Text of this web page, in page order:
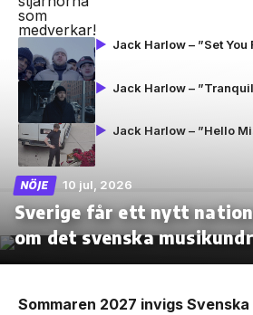
Jack Harlow – ”Set You
Jack Harlow –
Jack Harlow – ”Hello
NÖJE 10 jul, 2026
Sverige får ett nytt
om det svenska
Sommaren 2027 invigs